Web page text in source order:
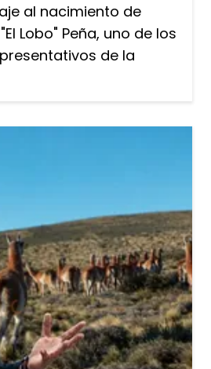
al nacimiento de
Lobo" Peña, uno de los
de la